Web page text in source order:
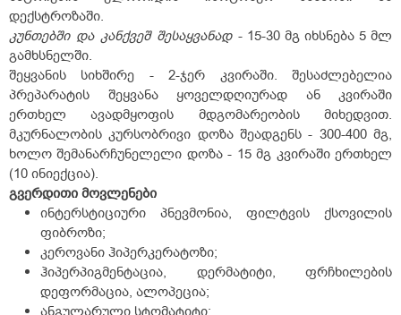
დექსტროზაში.
კუნთებში და კანქვეშ შესაყვანად - 15-30 მგ იხსნება 5 მლ
გამხსნელში.
შეყვანის სიხშირე - 2-ჯერ კვირაში. შესაძლებელია
პრეპარატის შეყვანა ყოველდღიურად ან კვირაში
ერთხელ ავადმყოფის მდგომარეობის მიხედვით.
მკურნალობის კურსობრივი დოზა შეადგენს - 300-400 მგ,
ხოლო შემანარჩუნელელი დოზა - 15 მგ კვირაში ერთხელ
(10 ინიექცია).
გვერდითი მოვლენები
ინტერსტიციური პნევმონია, ფილტვის ქსოვილის
ფიბროზი;
კეროვანი ჰიპერკერატოზი;
ჰიპერპიგმენტაცია, დერმატიტი, ფრჩხილების
დეფორმაცია, ალოპეცია;